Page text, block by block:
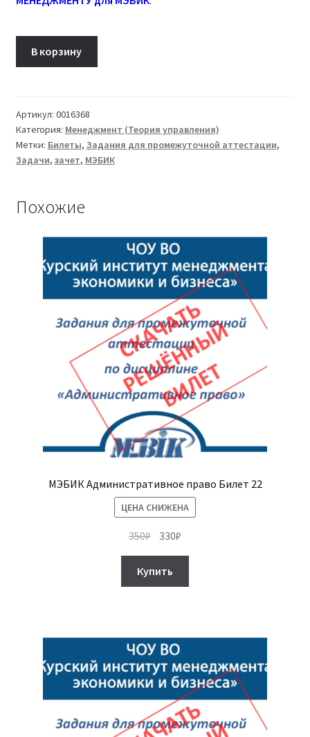
Менеджмент
ТМ-009/84-
1
(версия
В корзину
Артикул: 0016368
Категория: Менеджмент (Теория управления)
Метки: Билеты, Задания для промежуточной аттестации,
Задачи, зачет, МЭБИК
Похожие
МЭБИК Административное право Билет 22
ЦЕНА СНИЖЕНА
350₽ Первоначальная
составляла
350₽.
330₽
Купить